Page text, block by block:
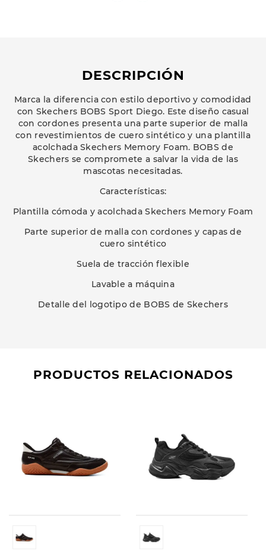
DESCRIPCIÓN
Marca la diferencia con estilo deportivo y comodidad
con Skechers BOBS Sport Diego. Este diseño casual
con cordones presenta una parte superior de malla
con revestimientos de cuero sintético y una plantilla
acolchada Skechers Memory Foam. BOBS de
Skechers se compromete a salvar la vida de las
mascotas necesitadas.
Características:
Plantilla cómoda y acolchada Skechers Memory Foam
Parte superior de malla con cordones y capas de
cuero sintético
Suela de tracción flexible
Lavable a máquina
Detalle del logotipo de BOBS de Skechers
PRODUCTOS RELACIONADOS